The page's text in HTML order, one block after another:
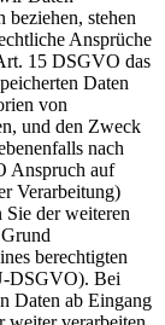
beziehen, stehen
Ansprüche
15 DSGVO das
Daten
von
und den Zweck
nach
Anspruch auf
Verarbeitung)
Sie der weiteren
berechtigten
DSGVO). Bei
Daten ab Eingang